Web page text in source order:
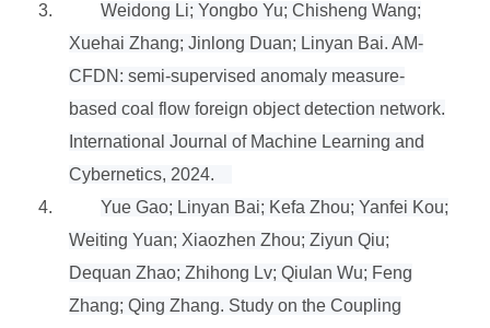
3.
Weidong Li; Yongbo Yu; Chisheng Wang;
Xuehai Zhang; Jinlong Duan; Linyan Bai. AM-
CFDN: semi-supervised anomaly measure-
based coal flow foreign object detection network.
International Journal of Machine Learning and
Cybernetics, 2024.
4.
Yue Gao; Linyan Bai; Kefa Zhou; Yanfei Kou;
Weiting Yuan; Xiaozhen Zhou; Ziyun Qiu;
Dequan Zhao; Zhihong Lv; Qiulan Wu; Feng
Zhang; Qing Zhang. Study on the Coupling